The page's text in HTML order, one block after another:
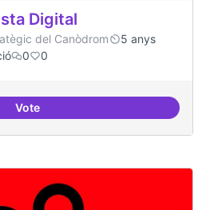
Digital
del Canòdrom
5 anys
0 0
VoteMoviment Activista Digital